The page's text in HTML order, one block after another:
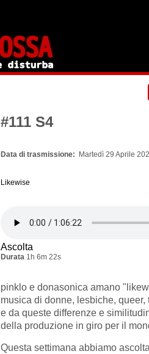
#111 S4
Data di trasmissione Martedì 29 Aprile
Likewise
Ascolta
Durata 1h 6m 22s
pinklo e donasonica amano
musica di donne, lesbiche,
e da queste differenze e
della produzione in giro per il
Questa settimana abbiamo